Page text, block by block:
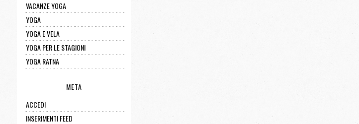
VACANZE YOGA
YOGA
YOGA E VELA
YOGA PER LE STAGIONI
YOGA RATNA
META
ACCEDI
INSERIMENTI FEED